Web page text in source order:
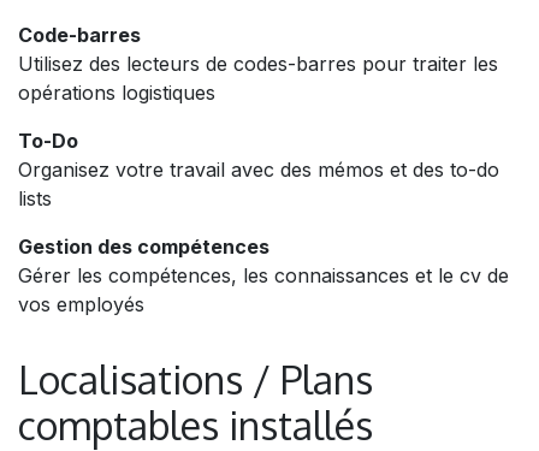
Code-barres
Utilisez des lecteurs de codes-barres pour traiter les
opérations logistiques
To-Do
Organisez votre travail avec des mémos et des to-do
lists
Gestion des compétences
Gérer les compétences, les connaissances et le cv de
vos employés
Localisations / Plans
comptables installés